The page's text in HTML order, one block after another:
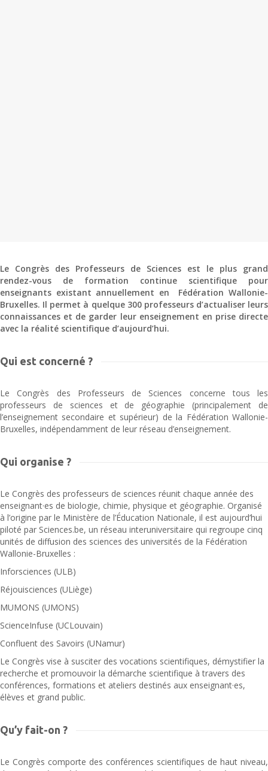
Le Congrès des Professeurs de Sciences est le plus grand
rendez-vous de formation continue scientifique pour
enseignants existant annuellement en Fédération Wallonie-
Bruxelles. Il permet à quelque 300 professeurs d’actualiser leurs
connaissances et de garder leur enseignement en prise directe
avec la réalité scientifique d’aujourd’hui.
Qui est concerné ?
Le Congrès des Professeurs de Sciences concerne tous les
professeurs de sciences et de géographie (principalement de
l’enseignement secondaire et supérieur) de la Fédération Wallonie-
Bruxelles, indépendamment de leur réseau d’enseignement.
Qui organise ?
Le Congrès des professeurs de sciences réunit chaque année des
enseignant·es de biologie, chimie, physique et géographie. Organisé
à l’origine par le Ministère de l’Éducation Nationale, il est aujourd’hui
piloté par Sciences.be, un réseau interuniversitaire qui regroupe cinq
unités de diffusion des sciences des universités de la Fédération
Wallonie-Bruxelles :
Inforsciences (ULB)
Réjouisciences (ULiège)
MUMONS (UMONS)
ScienceInfuse (UCLouvain)
Confluent des Savoirs (UNamur)
Le Congrès vise à susciter des vocations scientifiques, démystifier la
recherche et promouvoir la démarche scientifique à travers des
conférences, formations et ateliers destinés aux enseignant·es,
élèves et grand public.
Qu’y fait-on ?
Le Congrès comporte des conférences scientifiques de haut niveau,